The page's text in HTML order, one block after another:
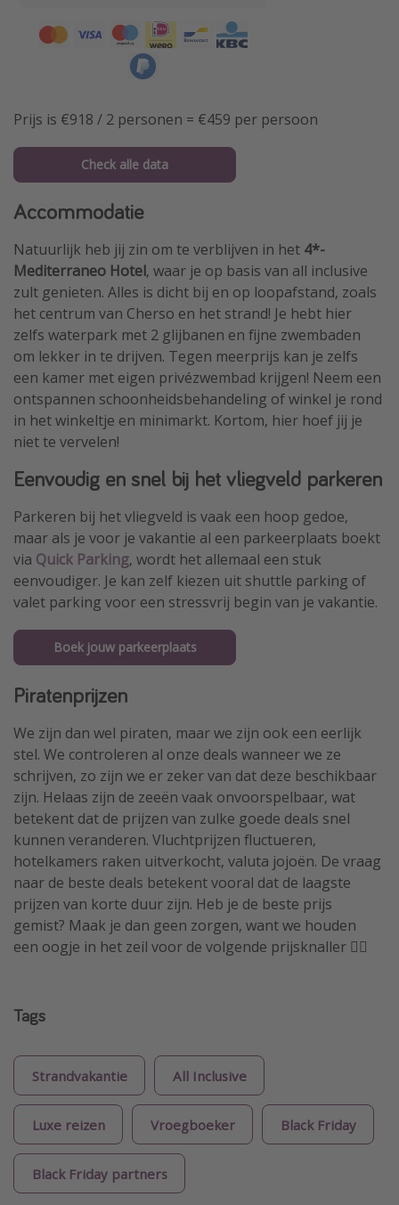
Prijs is €918 / 2 personen = €459 per persoon
Check alle data
Accommodatie
Natuurlijk heb jij zin om te verblijven in het 4*-
Mediterraneo Hotel, waar je op basis van all inclusive
zult genieten. Alles is dicht bij en op loopafstand, zoals
het centrum van Cherso en het strand! Je hebt hier
zelfs waterpark met 2 glijbanen en fijne zwembaden
om lekker in te drijven. Tegen meerprijs kan je zelfs
een kamer met eigen privézwembad krijgen! Neem een
ontspannen schoonheidsbehandeling of winkel je rond
in het winkeltje en minimarkt. Kortom, hier hoef jij je
niet te vervelen!
Eenvoudig en snel bij het vliegveld parkeren
Parkeren bij het vliegveld is vaak een hoop gedoe,
maar als je voor je vakantie al een parkeerplaats boekt
via Quick Parking, wordt het allemaal een stuk
eenvoudiger. Je kan zelf kiezen uit shuttle parking of
valet parking voor een stressvrij begin van je vakantie.
Boek jouw parkeerplaats
Piratenprijzen
We zijn dan wel piraten, maar we zijn ook een eerlijk
stel. We controleren al onze deals wanneer we ze
schrijven, zo zijn we er zeker van dat deze beschikbaar
zijn. Helaas zijn de zeeën vaak onvoorspelbaar, wat
betekent dat de prijzen van zulke goede deals snel
kunnen veranderen. Vluchtprijzen fluctueren,
hotelkamers raken uitverkocht, valuta jojoën. De vraag
naar de beste deals betekent vooral dat de laagste
prijzen van korte duur zijn. Heb je de beste prijs
gemist? Maak je dan geen zorgen, want we houden
een oogje in het zeil voor de volgende prijsknaller 🏴‍☠️
Tags
Strandvakantie All Inclusive
Luxe reizen Vroegboeker Black Friday
Black Friday partners